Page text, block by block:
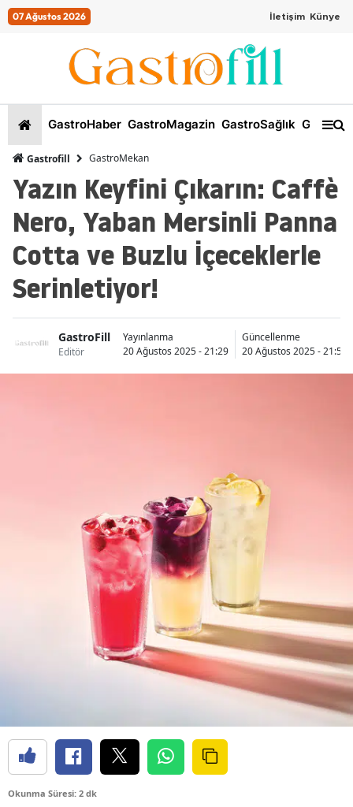
07 Ağustos 2026 İletişim Künye
GastroHaber GastroMagazin GastroSağlık
Gastrofill GastroMekan
Yazın Keyfini Çıkarın: Caffè
Nero, Yaban Mersinli Panna
Cotta ve Buzlu İçeceklerle
Serinletiyor!
GastroFill
Editör
Yayınlanma
20 Ağustos 2025 - 21:29
Güncellenme
20 Ağustos 2025 - 21:54
Okunma Süresi: 2 dk